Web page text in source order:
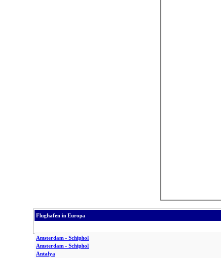
Flughafen in Europa
Amsterdam - Schiphol
Amsterdam - Schiphol
Antalya